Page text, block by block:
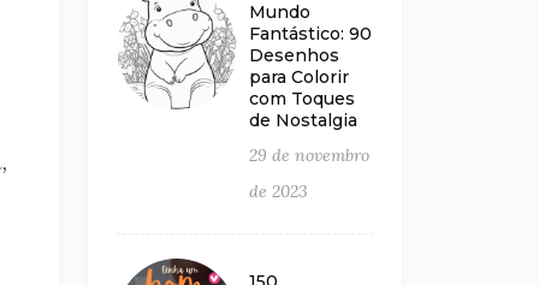
Mundo
Fantástico: 90
Desenhos
para Colorir
com Toques
de Nostalgia
29 de novembro
de 2023